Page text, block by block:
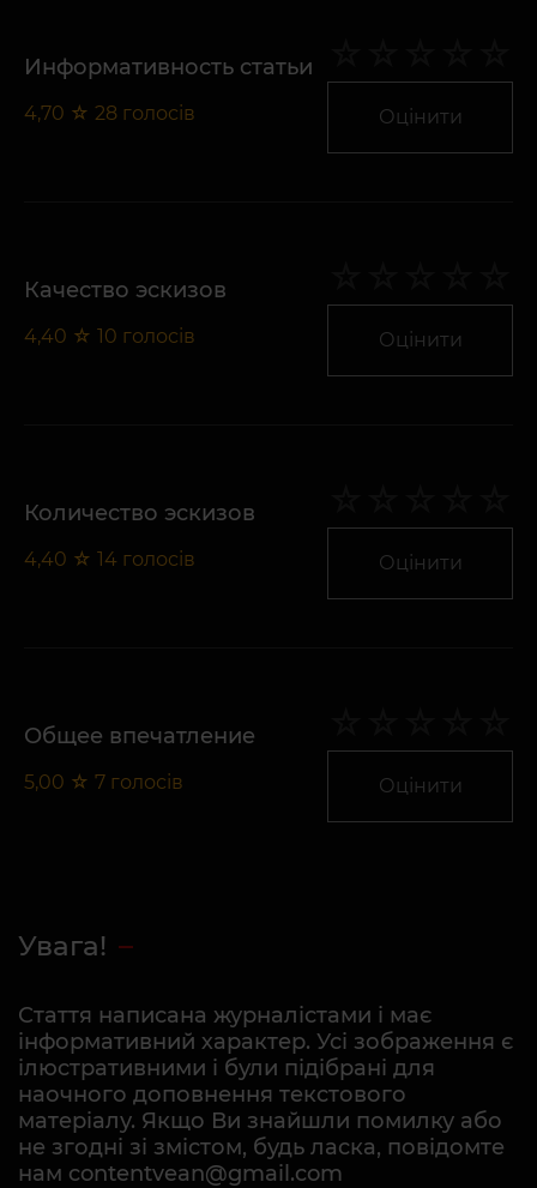
Информативность статьи
4,70 ☆ 28 голосів Оцінити
Качество эскизов
4,40 ☆ 10 голосів Оцінити
Количество эскизов
4,40 ☆ 14 голосів Оцінити
Общее впечатление
5,00 ☆ 7 голосів Оцінити
Увага!
Стаття написана журналістами і має
інформативний характер. Усі зображення є
ілюстративними і були підібрані для
наочного доповнення текстового
матеріалу. Якщо Ви знайшли помилку або
не згодні зі змістом, будь ласка, повідомте
нам contentvean@gmail.com